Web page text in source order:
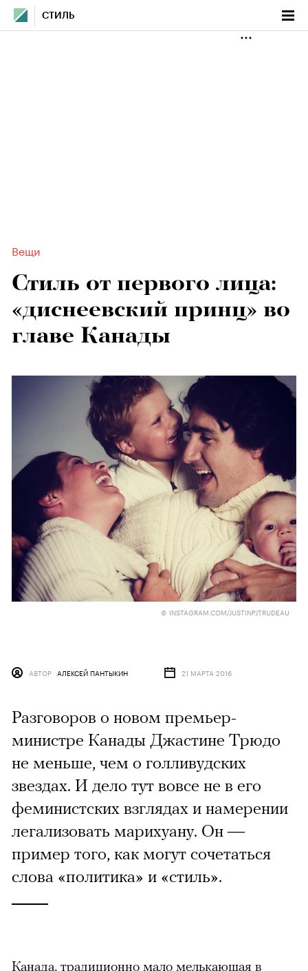
СТИЛЬ
Вещи
Стиль от первого лица:
«диснеевский принц» во
главе Канады
© INSTAGRAM.COM/JUSTINPJTRUDEAU
АВТОР АЛЕКСЕЙ ПАНТЫКИН 21 МАРТА 2016
Разговоров о новом премьер-
министре Канады Джастине Трюдо
не меньше, чем о голливудских
звездах. И дело тут вовсе не в его
феминистских взглядах и намерении
легализовать марихуану. Он —
пример того, как могут сочетаться
слова «политика» и «стиль».
Канада, традиционно мало мелькающая в